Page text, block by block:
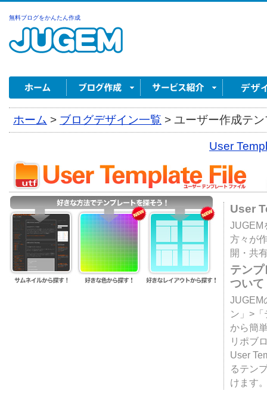
無料ブログをかんたん作成
ホーム > ブログデザイン一覧 > ユーザー作成テ
User
User
JUGEM
方々が
開・共
テン
ついて
JUGEM
ン」>
から簡
リポブ
User
るテン
けます